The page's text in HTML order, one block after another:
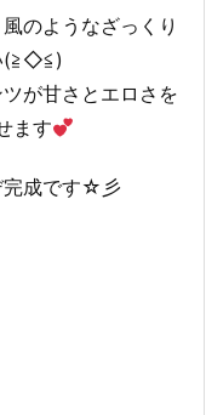
のようなざっくり
(≧◇≦)
が甘さとエロさを
ます
完成です☆彡